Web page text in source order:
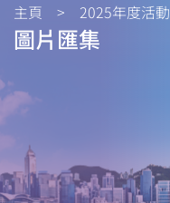
主頁 > 2025年度活動
圖片匯集